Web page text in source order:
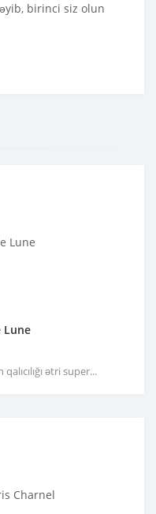
birinci siz olun
Lune
ətri super...